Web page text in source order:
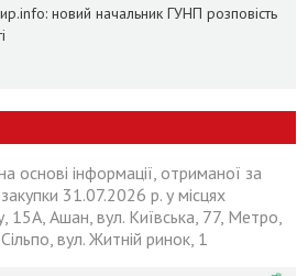
новий начальник ГУНП розповість
основі інформації, отриманої за
31.07.2026 р. у місцях
Ашан, вул. Київська, 77, Метро,
вул. Житній ринок, 1